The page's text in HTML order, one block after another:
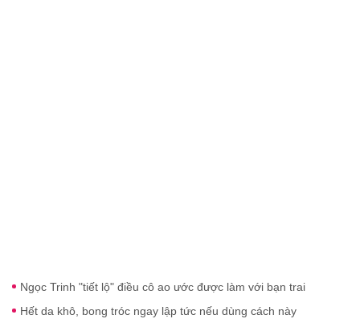
Ngọc Trinh "tiết lộ" điều cô ao ước được làm với bạn trai
Hết da khô, bong tróc ngay lập tức nếu dùng cách này